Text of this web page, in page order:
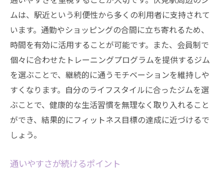
ムは、駅近という利便性から多くの利用者に支持されて
います。通勤やショッピングの合間に立ち寄れるため、
時間を有効に活用することが可能です。また、会員制で
個々に合わせたトレーニングプログラムを提供するジム
を選ぶことで、継続的に通うモチベーションを維持しや
すくなります。自分のライフスタイルに合ったジムを選
ぶことで、健康的な生活習慣を無理なく取り入れること
ができ、結果的にフィットネス目標の達成に近づけるで
しょう。
通いやすさが続けるポイント